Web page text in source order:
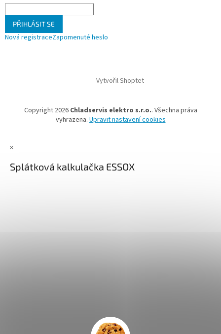
PŘIHLÁSIT SE
Nová registraceZapomenuté heslo
Vytvořil Shoptet
Copyright 2026 Chladservis elektro s.r.o.. Všechna práva
vyhrazena.Upravit nastavení cookies
×
Splátková kalkulačka ESSOX